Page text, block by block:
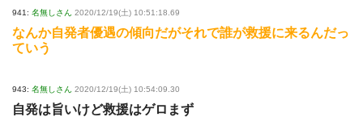
941: 名無しさん 2020/12/19(土) 10:51:18.69
なんか自発者優遇の傾向だがそれで誰が救援に来るんだっ
ていう
943: 名無しさん 2020/12/19(土) 10:54:09.30
自発は旨いけど救援はゲロまず